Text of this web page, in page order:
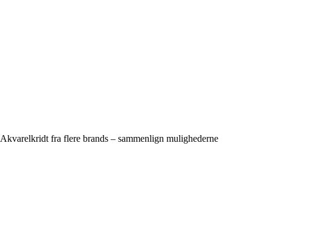
Akvarelkridt fra flere brands – sammenlign mulighederne